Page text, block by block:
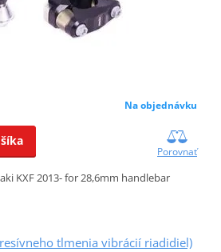
Na objednávku
Porovnať
KXF 2013- for 28,6mm handlebar
tlmenia vibrácií riadidiel)